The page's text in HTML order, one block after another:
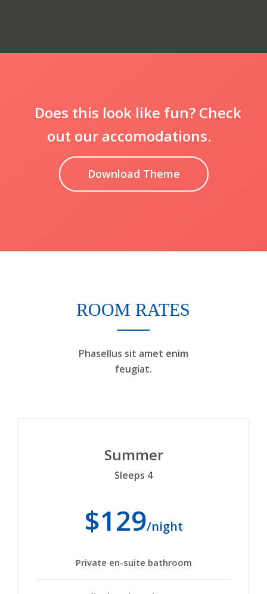
Does this look like fun? Check
out our accomodations.
Download Theme
ROOM RATES
Phasellus sit amet enim
feugiat.
Summer
Sleeps 4
$129/night
Private en-suite bathroom